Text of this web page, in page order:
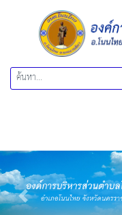
Previous